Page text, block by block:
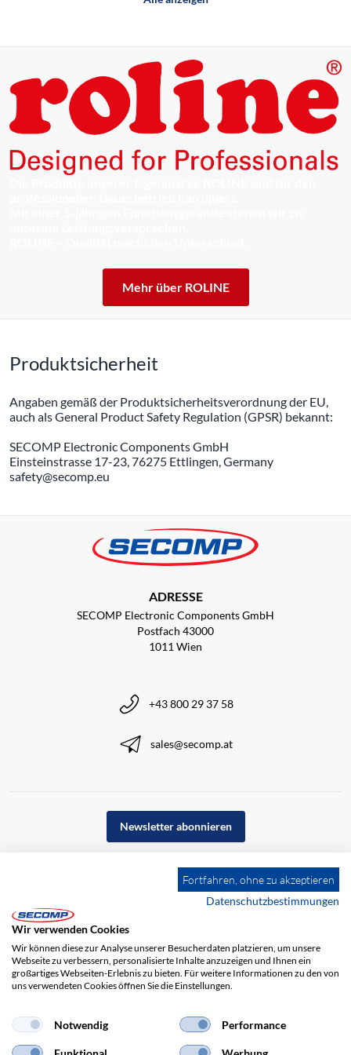
Mehr über ROLINE
Produktsicherheit
Angaben gemäß der Produktsicherheitsverordnung der EU,
auch als General Product Safety Regulation (GPSR) bekannt:
SECOMP Electronic Components GmbH
Einsteinstrasse 17-23, 76275 Ettlingen, Germany
safety@secomp.eu
ADRESSE
SECOMP Electronic Components GmbH
Postfach 43000
1011 Wien
+43 800 29 37 58
sales@secomp.at
Newsletter abonnieren
Impressum AGB Haftungsausschluss Datenschutz
Fortfahren, ohne zu akzeptieren
Datenschutzbestimmungen
Wir verwenden Cookies
Wir können diese zur Analyse unserer Besucherdaten platzieren, um unsere
Webseite zu verbessern, personalisierte Inhalte anzuzeigen und Ihnen ein
großartiges Webseiten-Erlebnis zu bieten. Für weitere Informationen zu den von
uns verwendeten Cookies öffnen Sie die Einstellungen.
Notwendig Performance